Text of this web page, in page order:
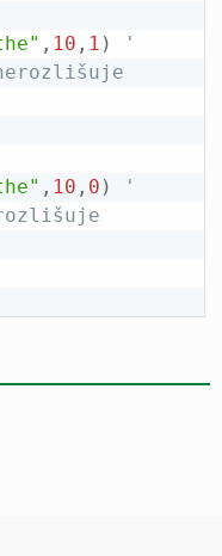
, 10 , 1 )
'
, 10 , 0 )
'